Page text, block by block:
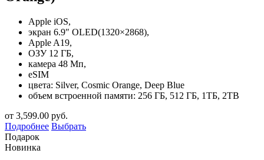
Apple iOS,
экран 6.9″ OLED(1320×2868),
Apple A19,
ОЗУ 12 ГБ,
камера 48 Мп,
eSIM
цвета: Silver, Cosmic Orange, Deep Blue
объем встроенной памяти: 256 ГБ, 512 ГБ, 1ТБ, 2TB
от 3,599.00 руб.
Подробнее Выбрать
Подарок
Новинка